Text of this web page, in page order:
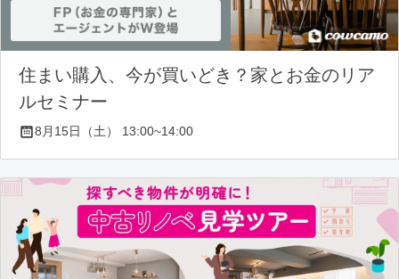
住まい購入、今が買いどき？家とお金のリア
ルセミナー
8月15日（土） 13:00~14:00